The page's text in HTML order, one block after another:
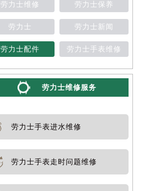
劳力士维修 劳力士保养
劳力士 劳力士新闻
劳力士配件 劳力士手表维修
劳力士维修服务
劳力士手表进水维修
劳力士手表走时问题维修